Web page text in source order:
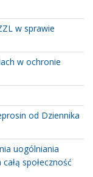
w sprawie
w ochronie
od Dziennika
uogólniania
społeczność